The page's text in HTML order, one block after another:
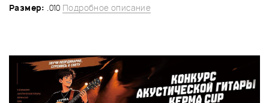
Размер: .010 Подробное описание